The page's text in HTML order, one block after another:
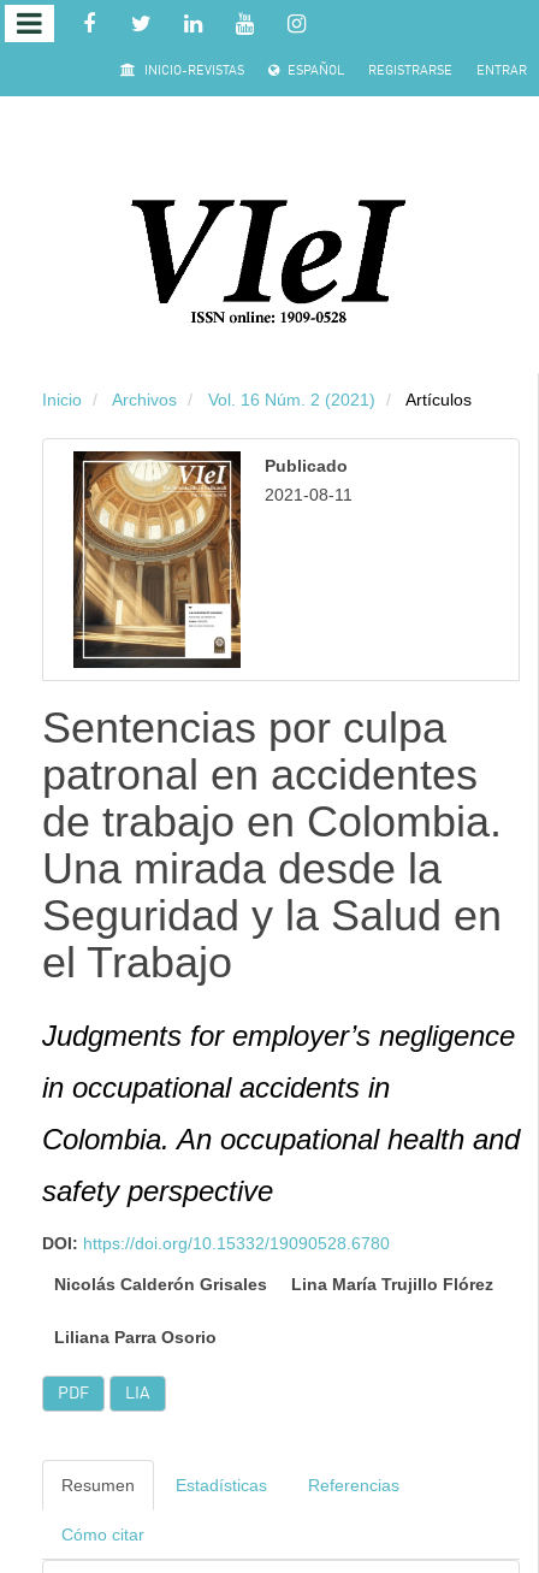
Salto rápido al contenido de la página
Navegación principal
INICIO-REVISTAS ESPAÑOL REGISTRARSE ENTRAR
Inicio Archivos Vol. 16 Núm. 2 (2021) Artículos
Publicado
2021-08-11
Sentencias por culpa
patronal en accidentes
de trabajo en Colombia.
Una mirada desde la
Seguridad y la Salud en
el Trabajo
Judgments for employer’s negligence
in occupational accidents in
Colombia. An occupational health and
safety perspective
DOI: https://doi.org/10.15332/19090528.6780
Nicolás Calderón Grisales Lina María Trujillo Flórez
Liliana Parra Osorio
PDF LIA
Resumen Estadísticas Referencias
Cómo citar